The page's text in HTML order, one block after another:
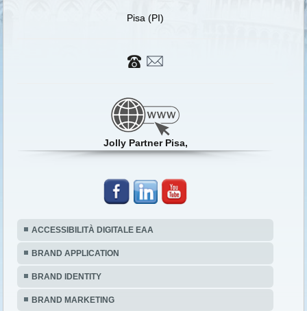
Pisa (PI)
Jolly Partner Pisa,
ACCESSIBILITÀ DIGITALE EAA
BRAND APPLICATION
BRAND IDENTITY
BRAND MARKETING